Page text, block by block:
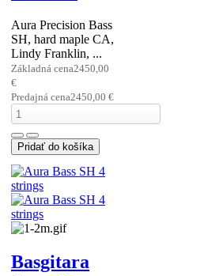
Fiesta
Aura Precision Bass
Red Fiesta, hard
maple, Lindy
Franklin, ...
Základná cena2990,00
€
Predajná cena2990,00 €